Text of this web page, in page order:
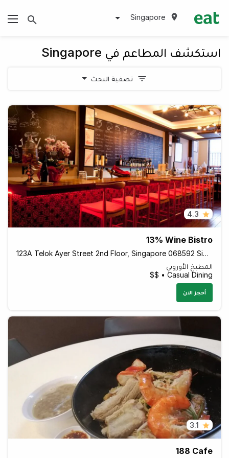
Singapore
استكشف المطاعم في Singapore
تصفية البحث
4.3
13% Wine Bistro
123A Telok Ayer Street 2nd Floor, Singapore 068592 Singapore
المطبخ الأوروبي
Casual Dining • $$
أحجز الان
3.1
188 Cafe